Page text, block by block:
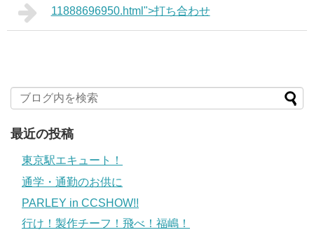
11888696950.html">打ち合わせ
最近の投稿
東京駅エキュート！
通学・通勤のお供に
PARLEY in CCSHOW!!
行け！製作チーフ！飛べ！福嶋！